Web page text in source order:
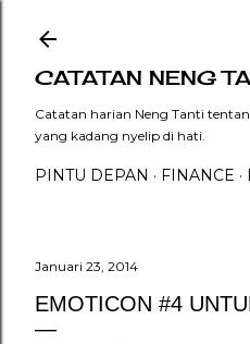
CATATAN NENG
Catatan harian Neng Tanti
yang kadang nyelip di hati.
PINTU DEPAN FINANCE
Januari 23, 2014
EMOTICON #4